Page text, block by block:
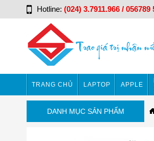
Hotline: (024) 3.7911.966 / 056789
TRANG CHỦ LAPTOP APPLE
DANH MỤC SẢN PHẨM